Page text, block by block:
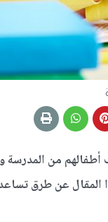
من المدرسة
عن طرق